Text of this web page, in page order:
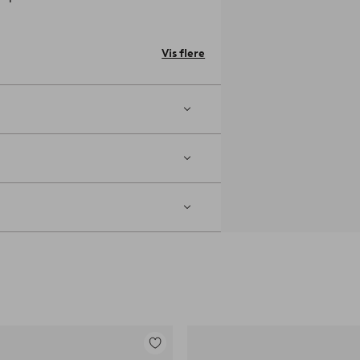
Vis flere
Tilføj